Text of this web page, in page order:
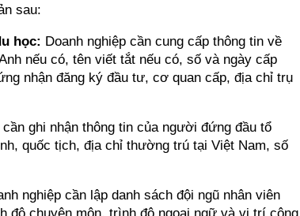
sau:
học: Doanh nghiệp cần cung cấp thông tin về
nếu có, tên viết tắt nếu có, số và ngày cấp
nhận đăng ký đầu tư, cơ quan cấp, địa chỉ trụ
cần ghi nhận thông tin của người đứng đầu tổ
quốc tịch, địa chỉ thường trú tại Việt Nam, số
nghiệp cần lập danh sách đội ngũ nhân viên